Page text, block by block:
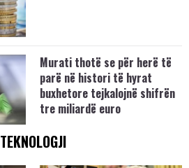
Murati thotë se për herë të
parë në histori të hyrat
buxhetore tejkalojnë shifrën
tre miliardë euro
TEKNOLOGJI